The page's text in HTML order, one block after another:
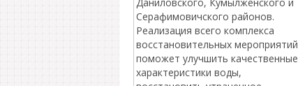
Серафимовичского районов.
Реализация всего комплекса
восстановительных мероприятий
поможет улучшить качественные
характеристики воды,